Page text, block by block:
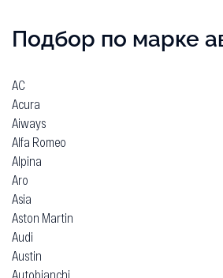
Подбор по марке
AC
Acura
Aiways
Alfa Romeo
Alpina
Aro
Asia
Aston Martin
Audi
Austin
Autobianchi